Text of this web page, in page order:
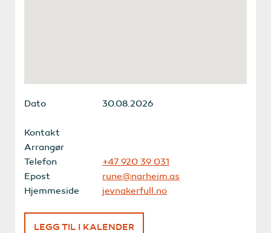
Dato 30.08.2026
Kontakt
Arrangør
Telefon
+47 920 39 031
Epost
rune@narheim.as
Hjemmeside
jevnakerfull.no
LEGG TIL I KALENDER